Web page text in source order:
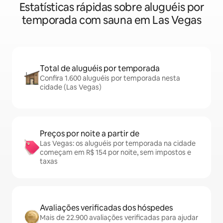
Estatísticas rápidas sobre aluguéis por
temporada com sauna em Las Vegas
Total de aluguéis por temporada
Confira 1.600 aluguéis por temporada nesta
cidade (Las Vegas)
Preços por noite a partir de
Las Vegas: os aluguéis por temporada na cidade
começam em R$ 154 por noite, sem impostos e
taxas
Avaliações verificadas dos hóspedes
Mais de 22.900 avaliações verificadas para ajudar